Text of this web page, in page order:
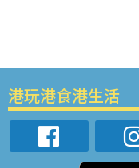
港玩港食港生活